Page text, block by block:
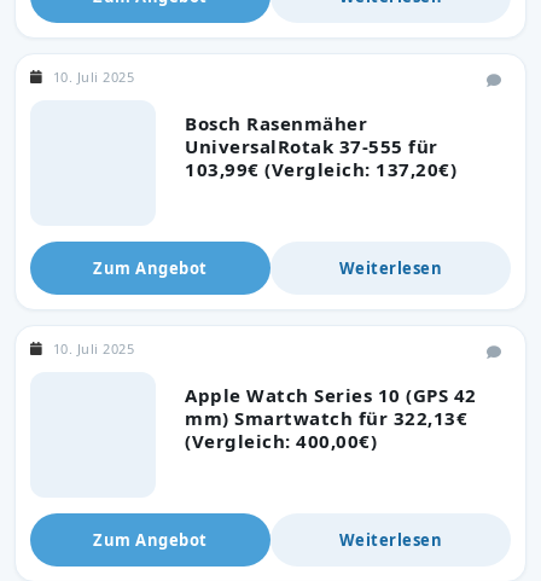
Bosch Rasenmäher
UniversalRotak 37-555 für
103,99€ (Vergleich: 137,20€)
10. Juli 2025
Zum Angebot Weiterlesen
Apple Watch Series 10 (GPS 42
mm) Smartwatch für 322,13€
(Vergleich: 400,00€)
10. Juli 2025
Zum Angebot Weiterlesen